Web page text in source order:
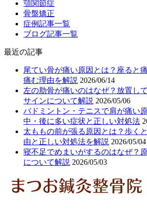
顎関節症
骨盤矯正
症例記事一覧
ブログ記事一覧
最近の記事
尾てい骨が痛い原因とは？座ると
痛む理由を解説 2026/06/14
左の肋骨が痛いのはなぜ？放置し
サインについて解説 2026/05/06
バドミントン・テニスで肩が痛い
中・後に多い症状と正しい対処法
太ももの前が張る原因とは？歩く
由と正しい対処法を解説 2026/05/04
寝不足でめまいがするのはなぜ？
について解説 2026/05/03